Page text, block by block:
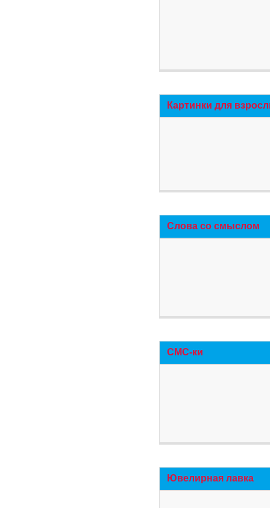
Картинки для
Слова со смыслом
СМС-ки
Ювелирная лавка